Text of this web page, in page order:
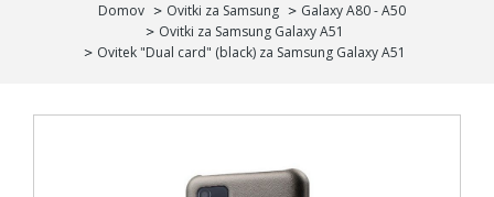
Domov Ovitki za Samsung
Galaxy A80 - A50
Ovitki za Samsung Galaxy A51
Ovitek "Dual card" (black) za Samsung Galaxy A51